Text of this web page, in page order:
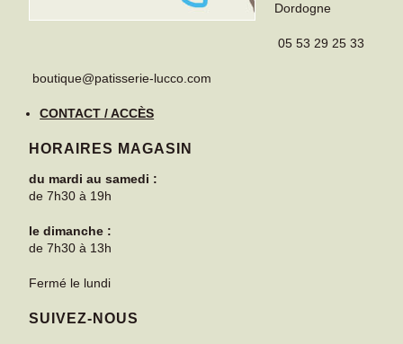
Dordogne
05 53 29 25 33
boutique@patisserie-lucco.com
CONTACT / ACCÈS
HORAIRES MAGASIN
du mardi au samedi :
de 7h30 à 19h
le dimanche :
de 7h30 à 13h
Fermé le lundi
SUIVEZ-NOUS